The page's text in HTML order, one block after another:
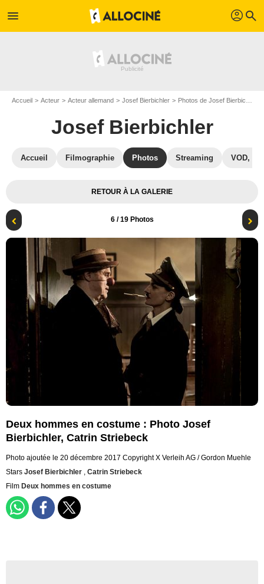
menu profil search
Accueil Acteur Acteur allemand Josef Bierbichler Photos de Josef Bierbichler
Josef Bierbichler
Accueil Filmographie Photos Streaming VOD,
RETOUR À LA GALERIE
6/ 19 Photos
Deux hommes en costume : Photo Josef
Bierbichler, Catrin Striebeck
Photo ajoutée le 20 décembre 2017 Copyright X Verleih AG / Gordon Muehle
Stars Josef Bierbichler , Catrin Striebeck
Film Deux hommes en costume